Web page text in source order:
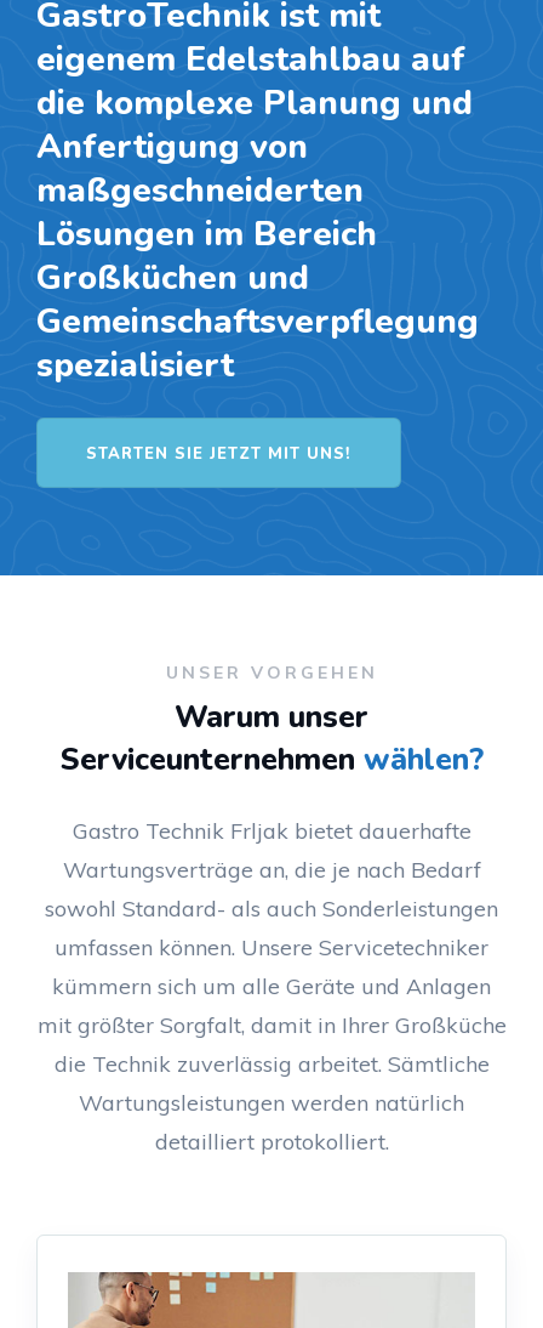
GastroTechnik ist mit
eigenem Edelstahlbau auf
die komplexe Planung und
Anfertigung von
maßgeschneiderten
Lösungen im Bereich
Großküchen und
Gemeinschaftsverpflegung
spezialisiert
STARTEN SIE JETZT MIT UNS!
UNSER VORGEHEN
Warum unser
Serviceunternehmen wählen?
Gastro Technik Frljak bietet dauerhafte
Wartungsverträge an, die je nach Bedarf
sowohl Standard- als auch Sonderleistungen
umfassen können. Unsere Servicetechniker
kümmern sich um alle Geräte und Anlagen
mit größter Sorgfalt, damit in Ihrer Großküche
die Technik zuverlässig arbeitet. Sämtliche
Wartungsleistungen werden natürlich
detailliert protokolliert.